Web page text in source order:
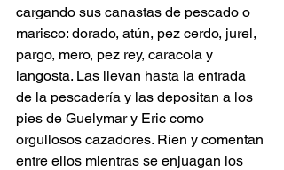
cargando sus canastas de pescado o
marisco: dorado, atún, pez cerdo, jurel,
pargo, mero, pez rey, caracola y
langosta. Las llevan hasta la entrada
de la pescadería y las depositan a los
pies de Guelymar y Eric como
orgullosos cazadores. Ríen y comentan
entre ellos mientras se enjuagan los